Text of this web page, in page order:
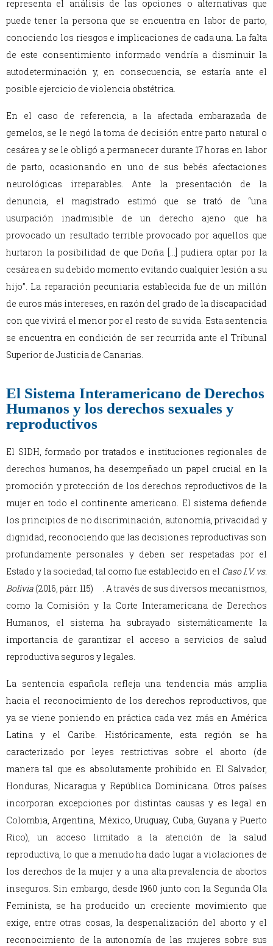
representa el análisis de las opciones o alternativas que
puede tener la persona que se encuentra en labor de parto,
conociendo los riesgos e implicaciones de cada una. La falta
de este consentimiento informado vendría a disminuir la
autodeterminación y, en consecuencia, se estaría ante el
posible ejercicio de violencia obstétrica.
En el caso de referencia, a la afectada embarazada de
gemelos, se le negó la toma de decisión entre parto natural o
cesárea y se le obligó a permanecer durante 17 horas en labor
de parto, ocasionando en uno de sus bebés afectaciones
neurológicas irreparables. Ante la presentación de la
denuncia, el magistrado estimó que se trató de “una
usurpación inadmisible de un derecho ajeno que ha
provocado un resultado terrible provocado por aquellos que
hurtaron la posibilidad de que Doña […] pudiera optar por la
cesárea en su debido momento evitando cualquier lesión a su
hijo”. La reparación pecuniaria establecida fue de un millón
de euros más intereses, en razón del grado de la discapacidad
con que vivirá el menor por el resto de su vida. Esta sentencia
se encuentra en condición de ser recurrida ante el Tribunal
Superior de Justicia de Canarias.
El Sistema Interamericano de Derechos
Humanos y los derechos sexuales y
reproductivos
El SIDH, formado por tratados e instituciones regionales de
derechos humanos, ha desempeñado un papel crucial en la
promoción y protección de los derechos reproductivos de la
mujer en todo el continente americano. El sistema defiende
los principios de no discriminación, autonomía, privacidad y
dignidad, reconociendo que las decisiones reproductivas son
profundamente personales y deben ser respetadas por el
Estado y la sociedad, tal como fue establecido en el Caso I.V. vs.
Bolivia (2016, párr. 115) . A través de sus diversos mecanismos,
como la Comisión y la Corte Interamericana de Derechos
Humanos, el sistema ha subrayado sistemáticamente la
importancia de garantizar el acceso a servicios de salud
reproductiva seguros y legales.
La sentencia española refleja una tendencia más amplia
hacia el reconocimiento de los derechos reproductivos, que
ya se viene poniendo en práctica cada vez más en América
Latina y el Caribe. Históricamente, esta región se ha
caracterizado por leyes restrictivas sobre el aborto (de
manera tal que es absolutamente prohibido en El Salvador,
Honduras, Nicaragua y República Dominicana. Otros países
incorporan excepciones por distintas causas y es legal en
Colombia, Argentina, México, Uruguay, Cuba, Guyana y Puerto
Rico), un acceso limitado a la atención de la salud
reproductiva, lo que a menudo ha dado lugar a violaciones de
los derechos de la mujer y a una alta prevalencia de abortos
inseguros. Sin embargo, desde 1960 junto con la Segunda Ola
Feminista, se ha producido un creciente movimiento que
exige, entre otras cosas, la despenalización del aborto y el
reconocimiento de la autonomía de las mujeres sobre sus